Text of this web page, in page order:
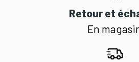
Retour et
En